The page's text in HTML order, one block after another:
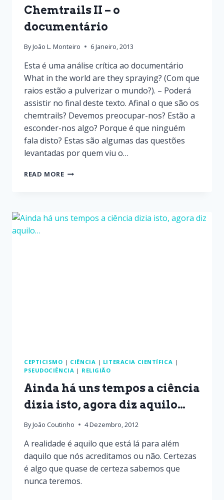
Chemtrails II – o
documentário
ByJoão L. Monteiro 6 Janeiro, 2013
Esta é uma análise crítica ao documentário
What in the world are they spraying? (Com que
raios estão a pulverizar o mundo?). – Poderá
assistir no final deste texto. Afinal o que são os
chemtrails? Devemos preocupar-nos? Estão a
esconder-nos algo? Porque é que ninguém
fala disto? Estas são algumas das questões
levantadas por quem viu o…
READ MORE
CEPTICISMO | CIÊNCIA | LITERACIA CIENTÍFICA |
PSEUDOCIÊNCIA | RELIGIÃO
Ainda há uns tempos a ciência
dizia isto, agora diz aquilo…
ByJoão Coutinho 4 Dezembro, 2012
A realidade é aquilo que está lá para além
daquilo que nós acreditamos ou não. Certezas
é algo que quase de certeza sabemos que
nunca teremos.